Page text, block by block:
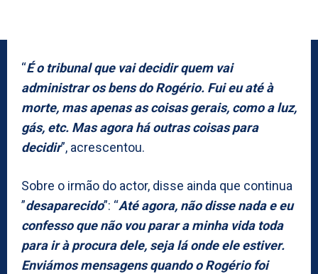
“É o tribunal que vai decidir quem vai
administrar os bens do Rogério. Fui eu até à
morte, mas apenas as coisas gerais, como a luz,
gás, etc. Mas agora há outras coisas para
decidir”, acrescentou.
Sobre o irmão do actor, disse ainda que continua
”desaparecido”: “Até agora, não disse nada e eu
confesso que não vou parar a minha vida toda
para ir à procura dele, seja lá onde ele estiver.
Enviámos mensagens quando o Rogério foi